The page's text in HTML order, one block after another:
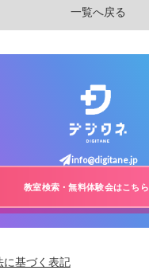
一覧へ戻る
info@digitane.jp
教室検索・無料体験会はこちら
に基づく表記